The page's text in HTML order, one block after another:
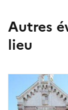
Autres
lieu